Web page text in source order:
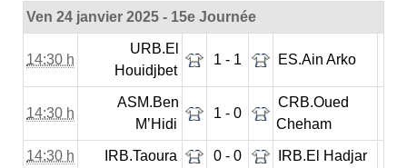
Ven 24 janvier 2025 - 15e Journée
14:30 h
URB.El
Houidjbet
1 - 1 ES.Ain Arko
14:30 h
ASM.Ben
M’Hidi
1 - 0
CRB.Oued
Cheham
14:30 h IRB.Taoura 0 - 0 IRB.El Hadjar